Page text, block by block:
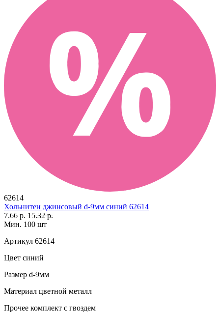
62614
Хольнитен джинсовый d-9мм синий 62614
7.66 р. 15.32 р.
Мин. 100 шт
Артикул 62614
Цвет синий
Размер d-9мм
Материал цветной металл
Прочее комплект с гвоздем